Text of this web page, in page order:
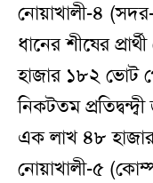
নোয়াখালী-৪
ধানের শীষের
হাজার ১৮২ ভোট
নিকটতম
এক লাখ ৪৮
নোয়াখালী-৫